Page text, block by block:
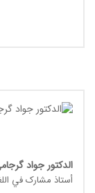
الدکتور جواد
أستاذ مشارک في